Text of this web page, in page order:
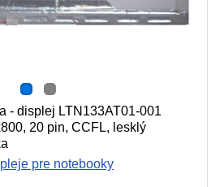
- displej LTN133AT01-001
20 pin, CCFL, lesklý
pre notebooky